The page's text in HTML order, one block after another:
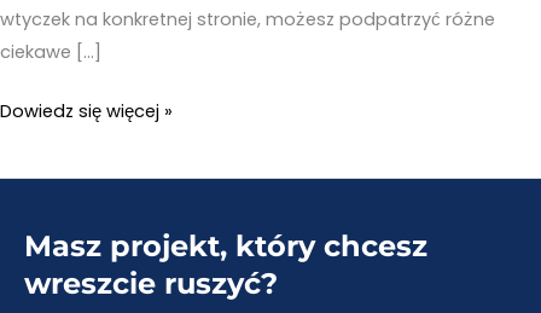
wtyczek na konkretnej stronie, możesz podpatrzyć różne
ciekawe […]
Wtyczki
czyjejś
Jak
sprawdzić
Dowiedz się więcej »
Masz projekt, który chcesz
wreszcie ruszyć?